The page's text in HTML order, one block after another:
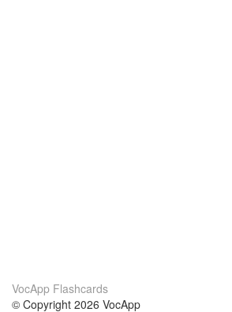
VocApp Flashcards
© Copyright 2026 VocApp